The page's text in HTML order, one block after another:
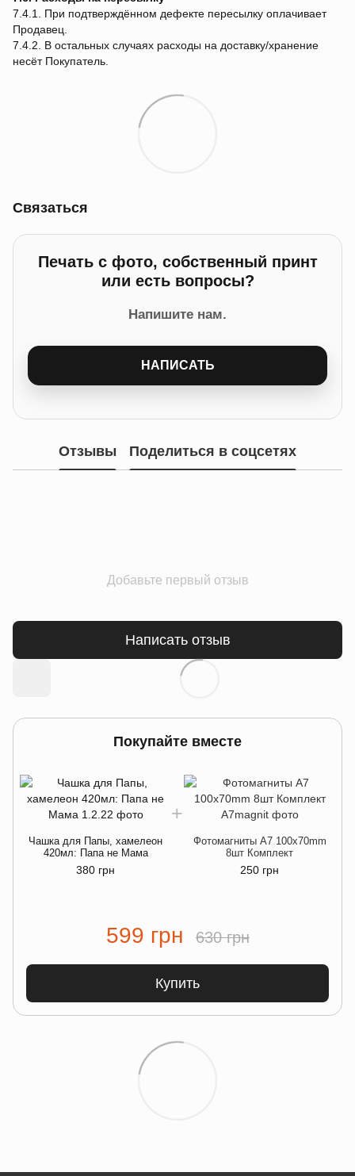
7.4.1. При подтверждённом дефекте пересылку оплачивает
Продавец.
7.4.2. В остальных случаях расходы на доставку/хранение
несёт Покупатель.
Связаться
Печать с фото, собственный принт
или есть вопросы?
Напишите нам.
НАПИСАТЬ
Отзывы Поделиться в соцсетях
Добавьте первый отзыв
Написать отзыв
Покупайте вместе
Чашка для Папы, хамелеон
420мл: Папа не Мама
380 грн
Фотомагниты A7 100x70mm
8шт Комплект
250 грн
599 грн 630 грн
Купить